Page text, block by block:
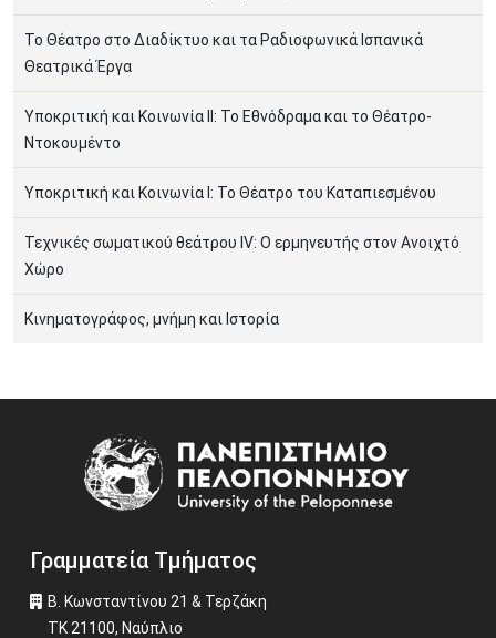
Το Θέατρο στο Διαδίκτυο και τα Ραδιοφωνικά Ισπανικά
Θεατρικά Έργα
Υποκριτική και Κοινωνία ΙΙ: Το Εθνόδραμα και το Θέατρο-
Ντοκουμέντο
Υποκριτική και Κοινωνία Ι: Το Θέατρο του Καταπιεσμένου
Τεχνικές σωματικού θεάτρου ΙV: Ο ερμηνευτής στον Ανοιχτό
Χώρο
Κινηματογράφος, μνήμη και Ιστορία
Γραμματεία Τμήματος
Β. Κωνσταντίνου 21 & Τερζάκη
ΤΚ 21100, Ναύπλιο